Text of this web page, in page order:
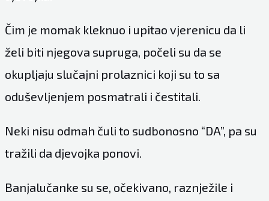
Čim je momak kleknuo i upitao vjerenicu da li
želi biti njegova supruga, počeli su da se
okupljaju slučajni prolaznici koji su to sa
oduševljenjem posmatrali i čestitali.
Neki nisu odmah čuli to sudbonosno “DA”, pa su
tražili da djevojka ponovi.
Banjalučanke su se, očekivano, raznježile i